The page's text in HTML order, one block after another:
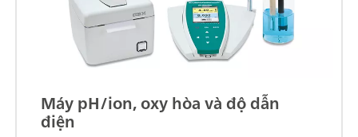
Máy pH/ion, oxy hòa và độ dẫn
điện